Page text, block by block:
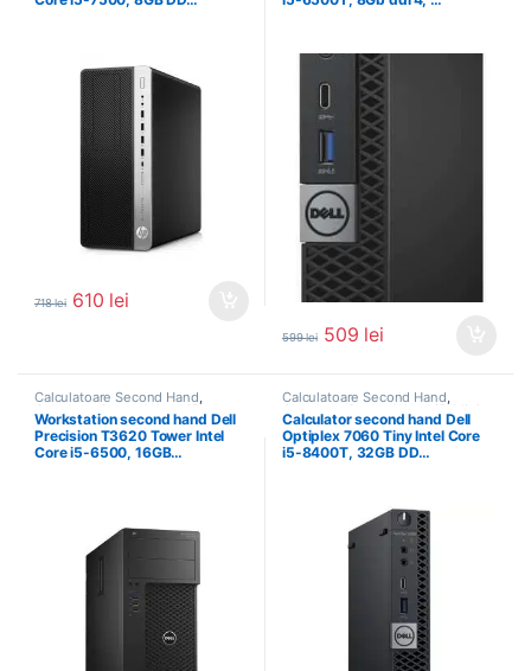
718lei 610 lei
599lei 509 lei
Calculatoare Second Hand,
Calculator Second Hand i5
Workstation Second Hand
Workstation second hand Dell
Precision T3620 Tower Intel
Core i5-6500, 16GB…
Calculatoare Second Hand,
Calculator Second Hand i5, Mini
PC SH
Calculator second hand Dell
Optiplex 7060 Tiny Intel Core
i5-8400T, 32GB DD…